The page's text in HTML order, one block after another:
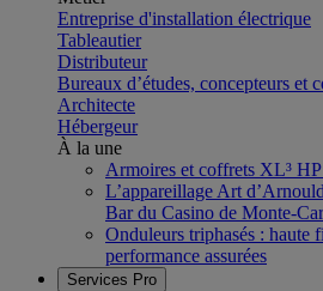
Entreprise d'installation électrique
Tableautier
Distributeur
Bureaux d’études, concepteurs et
Architecte
Hébergeur
À la une
Armoires et coffrets XL³
L’appareillage Art
Bar du Casino de Monte-
Onduleurs triphasés : haute
performance assurées
Services Pro